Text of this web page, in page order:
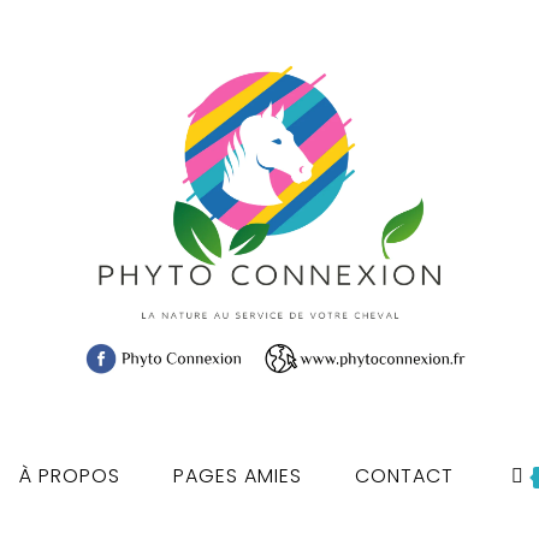
À PROPOS PAGES AMIES CONTACT